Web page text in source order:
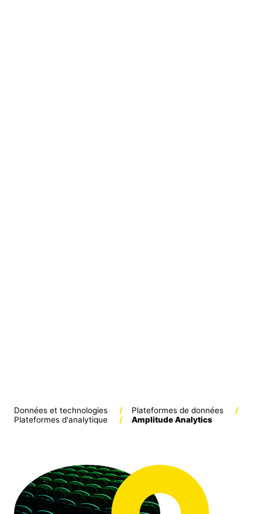
Données et technologies / Plateformes de données
/
Plateformes d'analytique
/ Amplitude Analytics